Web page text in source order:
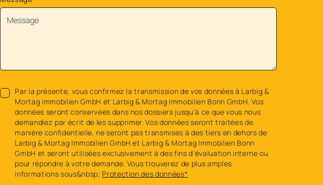
Par la présente, vous confirmez la transmission de vos données à Larbig &
Mortag Immobilien GmbH et Larbig & Mortag Immobilien Bonn GmbH. Vos
données seront conservées dans nos dossiers jusqu'à ce que vous nous
demandiez par écrit de les supprimer. Vos données seront traitées de
manière confidentielle, ne seront pas transmises à des tiers en dehors de
Larbig & Mortag Immobilien GmbH et Larbig & Mortag Immobilien Bonn
GmbH et seront utilisées exclusivement à des fins d'évaluation interne ou
pour répondre à votre demande. Vous trouverez de plus amples
informations sous&nbsp; Protection des données*